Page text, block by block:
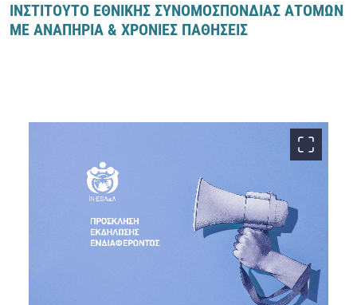
ΙΝΣΤΙΤΟΥΤΟ ΕΘΝΙΚΗΣ ΣΥΝΟΜΟΣΠΟΝΔΙΑΣ ΑΤΟΜΩΝ
ΜΕ ΑΝΑΠΗΡΙΑ & ΧΡΟΝΙΕΣ ΠΑΘΗΣΕΙΣ